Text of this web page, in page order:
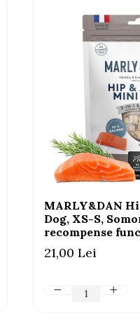
MARLY&DAN
Dog, XS-S,
recompense
cereale câini,
50g
21,00 Lei